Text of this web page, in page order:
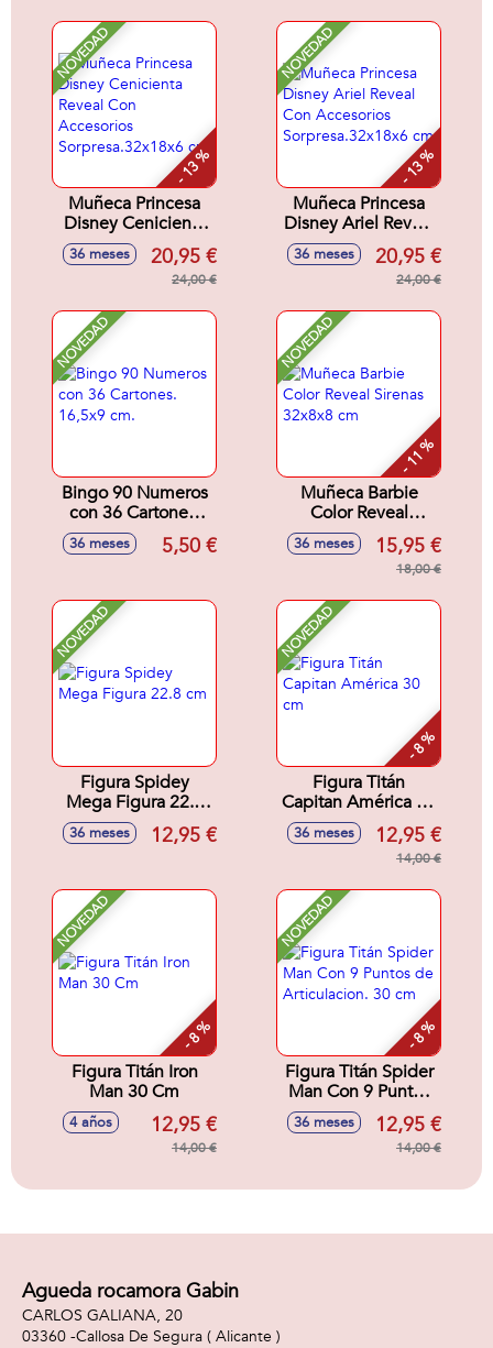
NOVEDAD
- 13 %
Muñeca Princesa
Disney Cenicienta
Reveal Con
Accesorios
Sorpresa.32x18x6
36 meses 20,95 €
24,00 €
NOVEDAD
- 13 %
Muñeca Princesa
Disney Ariel Reveal
Con Accesorios
Sorpresa.32x18x6
36 meses 20,95 €
24,00 €
NOVEDAD
Bingo 90 Numeros
con 36 Cartones.
16,5x9 cm.
36 meses 5,50 €
NOVEDAD
- 11 %
Muñeca Barbie
Color Reveal
Sirenas 32x8x8 cm
36 meses 15,95 €
18,00 €
NOVEDAD
Figura Spidey
Mega Figura 22.8
cm
36 meses 12,95 €
NOVEDAD
- 8 %
Figura Titán
Capitan América 30
cm
36 meses 12,95 €
14,00 €
NOVEDAD
- 8 %
Figura Titán Iron
Man 30 Cm
4 años 12,95 €
14,00 €
NOVEDAD
- 8 %
Figura Titán Spider
Man Con 9 Puntos
de Articulacion. 30
cm
36 meses 12,95 €
14,00 €
Agueda rocamora Gabin
CARLOS GALIANA, 20
03360 -Callosa De Segura ( Alicante )